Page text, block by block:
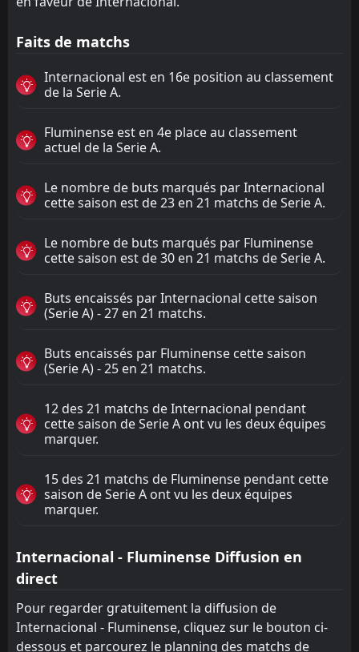
Faits de matchs
Internacional est en 16e position au classement
de la Serie A.
Fluminense est en 4e place au classement
actuel de la Serie A.
Le nombre de buts marqués par Internacional
cette saison est de 23 en 21 matchs de Serie A.
Le nombre de buts marqués par Fluminense
cette saison est de 30 en 21 matchs de Serie A.
Buts encaissés par Internacional cette saison
(Serie A) - 27 en 21 matchs.
Buts encaissés par Fluminense cette saison
(Serie A) - 25 en 21 matchs.
12 des 21 matchs de Internacional pendant
cette saison de Serie A ont vu les deux équipes
marquer.
15 des 21 matchs de Fluminense pendant cette
saison de Serie A ont vu les deux équipes
marquer.
Internacional - Fluminense Diffusion en
direct
Pour regarder gratuitement la diffusion de
Internacional - Fluminense, cliquez sur le bouton ci-
dessous et parcourez le planning des matchs de